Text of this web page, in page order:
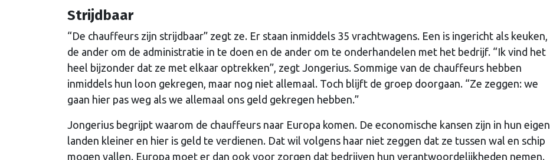
Strijdbaar
“De chauffeurs zijn strijdbaar” zegt ze. Er staan inmiddels 35 vrachtwagens. Een is ingericht als keuken,
de ander om de administratie in te doen en de ander om te onderhandelen met het bedrijf. “Ik vind het
heel bijzonder dat ze met elkaar optrekken”, zegt Jongerius. Sommige van de chauffeurs hebben
inmiddels hun loon gekregen, maar nog niet allemaal. Toch blijft de groep doorgaan. “Ze zeggen: we
gaan hier pas weg als we allemaal ons geld gekregen hebben.”
Jongerius begrijpt waarom de chauffeurs naar Europa komen. De economische kansen zijn in hun eigen
landen kleiner en hier is geld te verdienen. Dat wil volgens haar niet zeggen dat ze tussen wal en schip
mogen vallen. Europa moet er dan ook voor zorgen dat bedrijven hun verantwoordelijkheden nemen.